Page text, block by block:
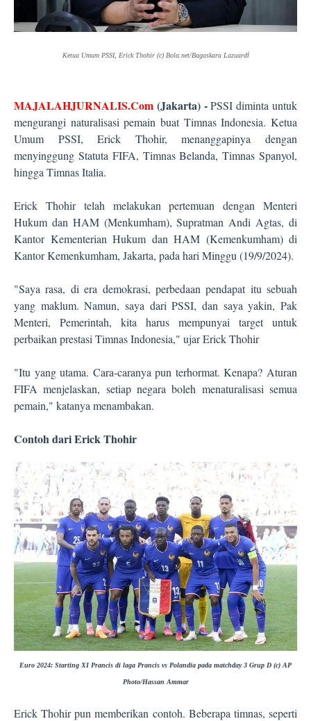
Ketua Umum PSSI, Erick Thohir (c) Bola.net/Bagaskara Lazuardi
MAJALAHJURNALIS.Com (Jakarta) -PSSI diminta untuk
mengurangi naturalisasi pemain buat Timnas Indonesia. Ketua
Umum PSSI, Erick Thohir, menanggapinya dengan
menyinggung Statuta FIFA, Timnas Belanda, Timnas Spanyol,
hingga Timnas Italia.
Erick Thohir telah melakukan pertemuan dengan Menteri
Hukum dan HAM (Menkumham), Supratman Andi Agtas, di
Kantor Kementerian Hukum dan HAM (Kemenkumham) di
Kantor Kemenkumham, Jakarta, pada hari Minggu (19/9/2024).
"Saya rasa, di era demokrasi, perbedaan pendapat itu sebuah
yang maklum. Namun, saya dari PSSI, dan saya yakin, Pak
Menteri, Pemerintah, kita harus mempunyai target untuk
perbaikan prestasi Timnas Indonesia," ujar Erick Thohir
"Itu yang utama. Cara-caranya pun terhormat. Kenapa? Aturan
FIFA menjelaskan, setiap negara boleh menaturalisasi semua
pemain," katanya menambakan.
Contoh dari Erick Thohir
Euro 2024: Starting XI Prancis di laga Prancis vs Polandia pada matchday 3 Grup D (c) AP
Photo/Hassan Ammar
Erick Thohir pun memberikan contoh. Beberapa timnas, seperti